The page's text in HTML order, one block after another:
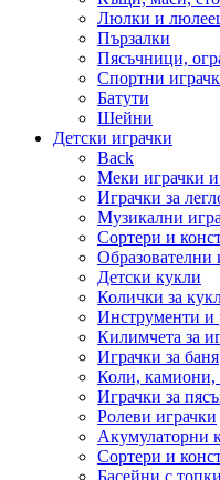
Люлки и
Пързалки
Пясъчници,
Спортни
Батути
Шейни
Детски играчки
Back
Меки играчки
Играчки за
Музикални
Сортери и
Образователни
Детски кукли
Колички за
Инструменти и
Килимчета за
Играчки за баня
Коли, камиони,
Играчки за
Ролеви играчки
Акумулаторни
Сортери и